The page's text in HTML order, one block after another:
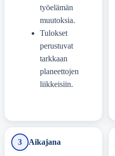
työelämän
muutoksia.
Tulokset
perustuvat
tarkkaan
planeettojen
liikkeisiin.
3 Aikajana